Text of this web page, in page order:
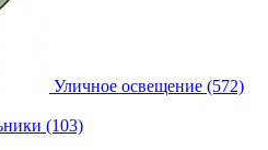
Уличное освещение (572)
(103)